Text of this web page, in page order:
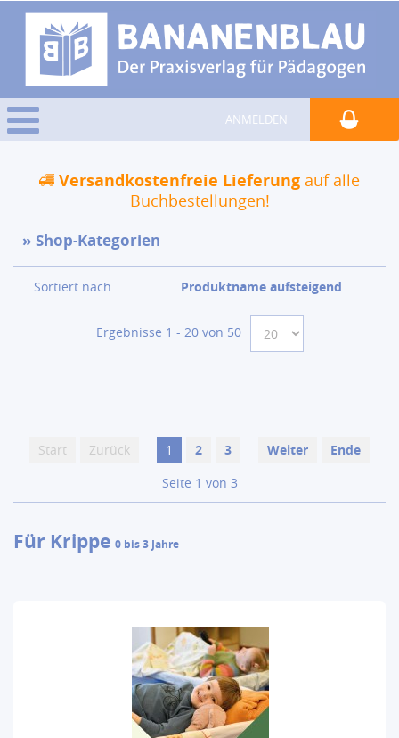
ANMELDEN
Versandkostenfreie Lieferung auf alle
Buchbestellungen!
Shop-Kategorien
Sortiert nach Produktname aufsteigend
Ergebnisse 1 - 20 von 50
Start Zurück 1 2 3 Weiter
Ende
Seite 1 von 3
Für Krippe 0 bis 3 Jahre